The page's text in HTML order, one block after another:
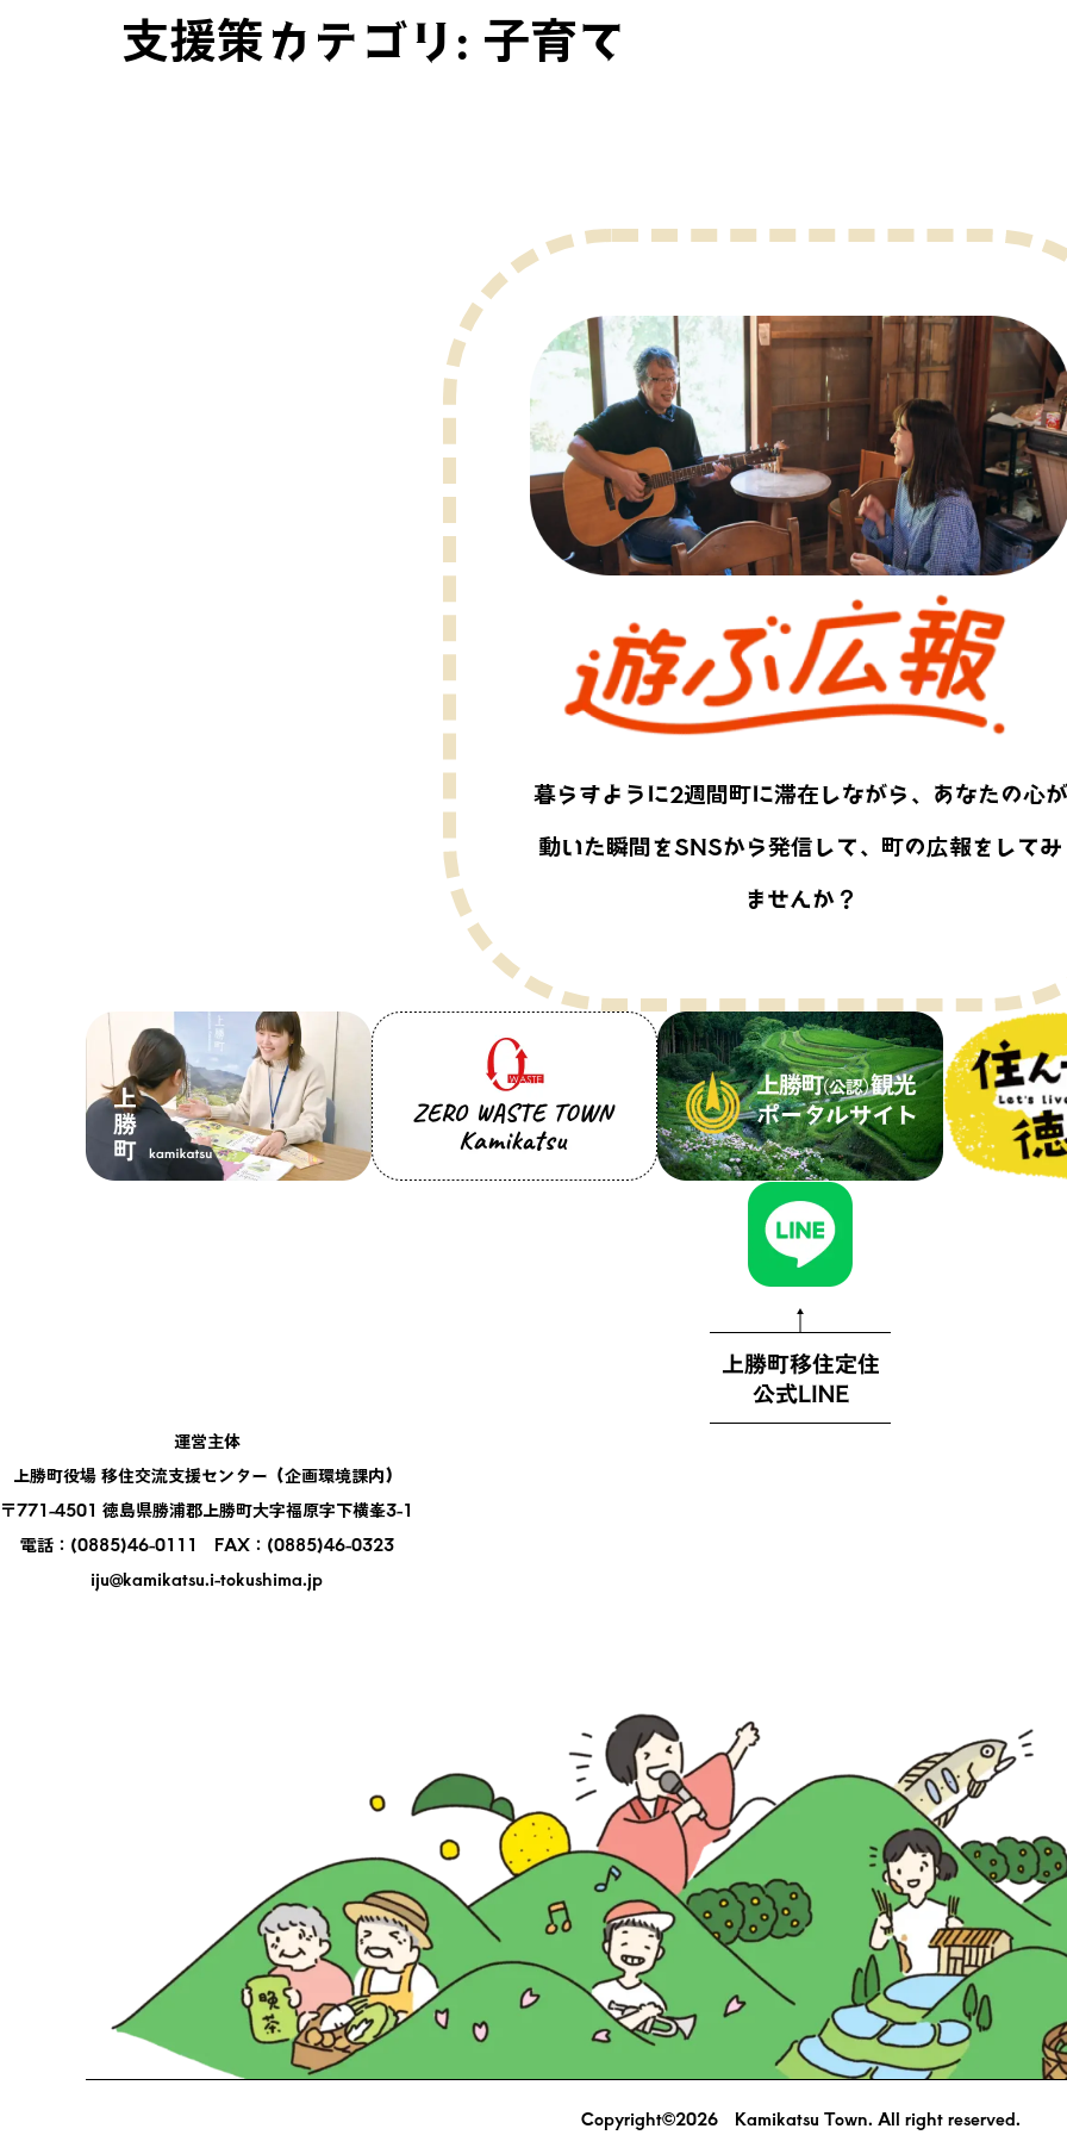
支援策カテゴリ: 子育て
遊ぶ広報
暮らすように2週間町に滞在しながら、あなたの心が
動いた瞬間をSNSから発信して、町の広報をしてみ
ませんか？
上勝町公式WEBサイト
ZERO WASTE TOWN Kamikatsu公式ポータルサイト
上勝町（公認）観光ポータルサイト
徳島県移住ポータルサイト「住んでみんで徳島で！」
運営主体
上勝町役場 移住交流支援センター（企画環境課内）
〒771-4501 徳島県勝浦郡上勝町大字福原字下横峯3-1
電話：(0885)46-0111 FAX：(0885)46-0323
iju@kamikatsu.i-tokushima.jp
Copyright©2026 Kamikatsu Town. All right reserved.